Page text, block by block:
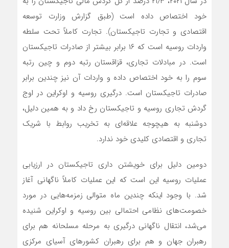
خود اختصاص داده است (طبق گزارش وزارت توسعه
اقتصادی و تجارت تاجیکستان). تجارت کاملاً تحت سلطه
واردات روسیه است که ۱۶ برابر بیشتر از صادرات تاجیکستان
است. در مبادلات تجاری، قزاقستان رتبه دوم و چین رتبه
سوم را به خود اختصاص داده و واردات آن نیز چندین برابر
صادرات تاجیکستان است. درگیری روسیه و اوکراین در اوج
گردش تجاری روسیه و تاجیکستان رخ داد و به همین دلیل،
دوشنبه به هیچوجه علاقه‌ای به تخریب روابط با شریک
تجاری و اقتصادی کلیدی خود ندارد.
دومین دلیل برای خویشتن داری تاجیکستان در ارزیابی
عملیات روسیه این است که این عملیات کاملاً ناگهانی آغاز
شد. با وجود اینکه چندین ماه متوالی زمزمه‌هایی در مورد
خصومت‌های نظامی احتمالی بین روسیه و اوکراین شنیده
می‌شد، انتقال ناگهانی درگیری به مرحله مسلحانه هم برای
رهبران جهان و هم برای رهبران کشورهای آسیای مرکزی